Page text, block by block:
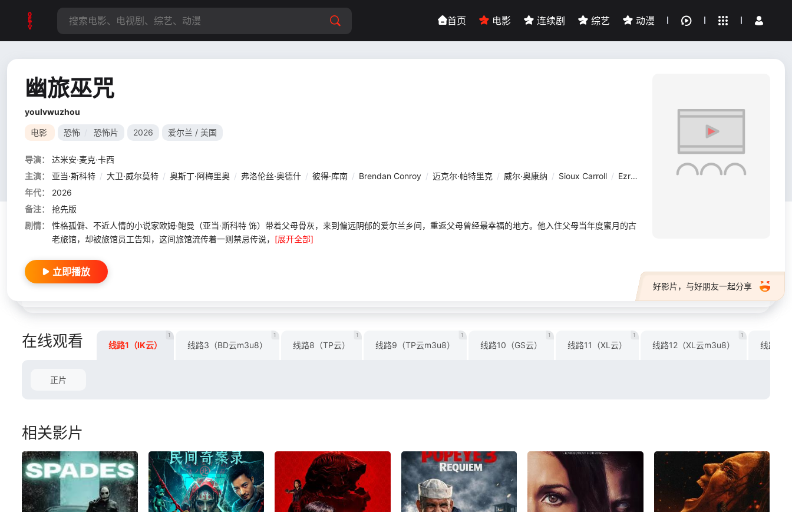
首页 电影 连续剧 综艺 动漫
我的观影记录 全部影片
幽旅巫咒
youlvwuzhou
电影 恐怖 恐怖片 2026 爱尔兰 / 美国
导演：
达米安·麦克·卡西
主演：
亚当·斯科特 / 大卫·威尔莫特 / 奥斯丁·阿梅里奥 / 弗洛伦丝·奥德什 / 彼得·库南 / Brendan Conroy / 迈克尔·帕特里克 / 威尔·奥康纳 / Sioux Carroll / Ezra Carlisle Siox C
Mallory Adams
年代：
2026
备注：
抢先版
剧情：
性格孤僻、不近人情的小说家欧姆·鲍曼（亚当·斯科特 饰）带着父母骨灰，来到偏远阴郁的爱尔兰乡间，重返父母曾经最幸福的地方。他入住父母当年度蜜月的古
老旅馆，却被旅馆员工告知，这间旅馆流传着一则禁忌传说， [展开全部]
好影片，与好朋友一起分享
立即播放
在线观看 线路1（IK云）
1
线路3（BD云m3u8）
1
线路8（TP云）
1
线路9（TP云m3u8）
1
线路10（GS云）
1
线路11（XL云）
1
线路12（XL云m3u8）
1
线路17
正片
相关影片